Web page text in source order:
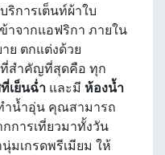
ริการเต็นท์ผ้าใบ
าจากแอฟริกา ภายใน
ย ตกแต่งด้วย
ที่สำคัญที่สุดคือ ทุก
เย็นฉ่ำ และมี ห้องน้ำ
ำน้ำอุ่น คุณสามารถ
การเที่ยวมาทั้งวัน
มเกรดพรีเมียม ให้